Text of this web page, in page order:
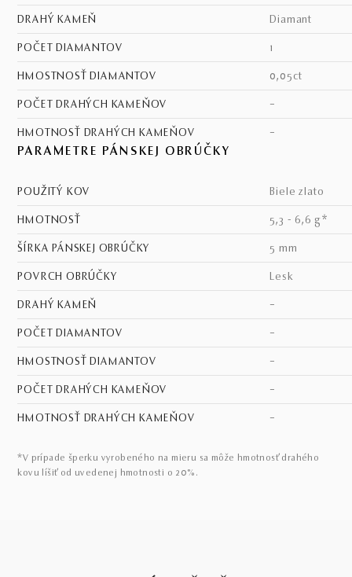
DRAHÝ KAMEŇ diamant
POČET DIAMANTOV 1
HMOSTNOSŤ DIAMANTOV 0,05ct
POČET DRAHÝCH KAMEŇOV –
HMOTNOSŤ DRAHÝCH KAMEŇOV –
PARAMETRE PÁNSKEJ OBRÚČKY
POUŽITÝ KOV biele zlato
HMOTNOSŤ 5,3 - 6,6 g*
ŠÍRKA PÁNSKEJ OBRÚČKY 5 mm
POVRCH OBRÚČKY lesk
DRAHÝ KAMEŇ –
POČET DIAMANTOV –
HMOSTNOSŤ DIAMANTOV –
POČET DRAHÝCH KAMEŇOV –
HMOTNOSŤ DRAHÝCH KAMEŇOV –
*V prípade šperku vyrobeného na mieru sa môže hmotnosť drahého
kovu líšiť od uvedenej hmotnosti o 20%.